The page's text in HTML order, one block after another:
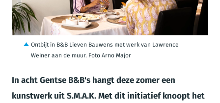
JPG
Ontbijt in B&B Lieven Bauwens met werk van Lawrence
Weiner aan de muur. Foto Arno Major
In acht Gentse B&B's hangt deze zomer een
kunstwerk uit S.M.A.K. Met dit initiatief knoopt het